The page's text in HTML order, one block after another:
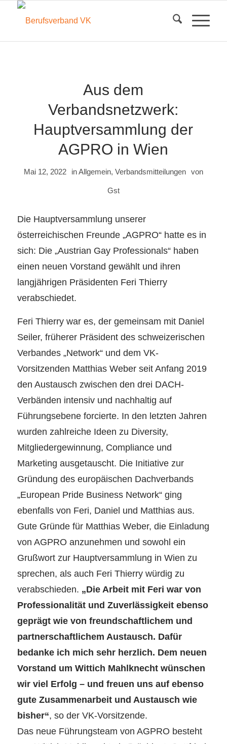
Aus dem
Verbandsnetzwerk:
Hauptversammlung der
AGPRO in Wien
Mai 12, 2022 inAllgemein, Verbandsmitteilungen von
Gst
Die Hauptversammlung unserer
österreichischen Freunde „AGPRO“ hatte es in
sich: Die „Austrian Gay Professionals“ haben
einen neuen Vorstand gewählt und ihren
langjährigen Präsidenten Feri Thierry
verabschiedet.
Feri Thierry war es, der gemeinsam mit Daniel
Seiler, früherer Präsident des schweizerischen
Verbandes „Network“ und dem VK-
Vorsitzenden Matthias Weber seit Anfang 2019
den Austausch zwischen den drei DACH-
Verbänden intensiv und nachhaltig auf
Führungsebene forcierte. In den letzten Jahren
wurden zahlreiche Ideen zu Diversity,
Mitgliedergewinnung, Compliance und
Marketing ausgetauscht. Die Initiative zur
Gründung des europäischen Dachverbands
„European Pride Business Network“ ging
ebenfalls von Feri, Daniel und Matthias aus.
Gute Gründe für Matthias Weber, die Einladung
von AGPRO anzunehmen und sowohl ein
Grußwort zur Hauptversammlung in Wien zu
sprechen, als auch Feri Thierry würdig zu
verabschieden. „Die Arbeit mit Feri war von
Professionalität und Zuverlässigkeit ebenso
geprägt wie von freundschaftlichem und
partnerschaftlichem Austausch. Dafür
bedanke ich mich sehr herzlich. Dem neuen
Vorstand um Wittich Mahlknecht wünschen
wir viel Erfolg – und freuen uns auf ebenso
gute Zusammenarbeit und Austausch wie
bisher“, so der VK-Vorsitzende.
Das neue Führungsteam von AGPRO besteht